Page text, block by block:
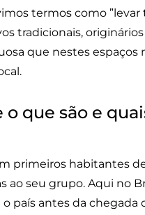
termos como ”levar
tradicionais,
que nestes espaços
que são e
primeiros habitantes
ao seu grupo. Aqui no
país antes da chegada